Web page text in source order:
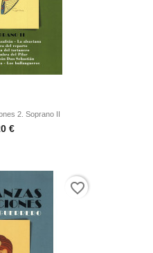
2. Soprano II
€
favorite_border